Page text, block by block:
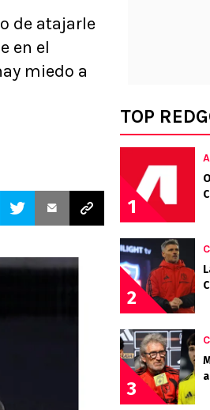
de atajarle
en el
miedo a
TOP
1
2
3